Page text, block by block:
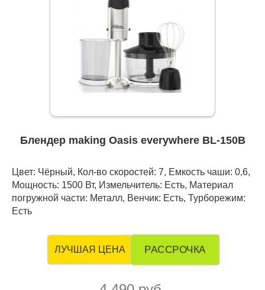
Блендер making Oasis everywhere BL-150B
Цвет: Чёрный, Кол-во скоростей: 7, Емкость чаши: 0,6,
Мощность: 1500 Вт, Измельчитель: Есть, Материал
погружной части: Металл, Венчик: Есть, Турборежим:
Есть
ЛУЧШАЯ ЦЕНА РАССРОЧКА